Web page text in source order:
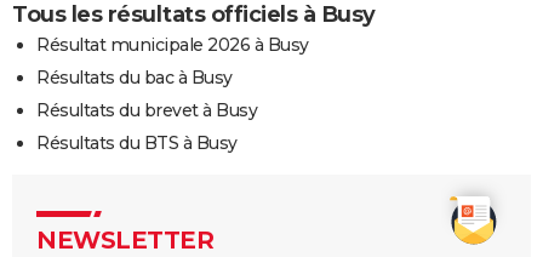
Tous les résultats officiels à Busy
Résultat municipale 2026 à Busy
Résultats du bac à Busy
Résultats du brevet à Busy
Résultats du BTS à Busy
NEWSLETTER